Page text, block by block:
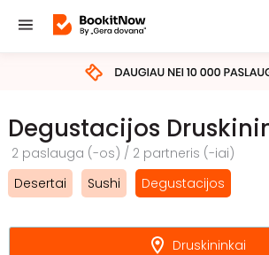
Degustacijos
2 paslauga (-os) / 2 partneris (-iai)
Desertai
Sushi Degustacijos
Druskininkai